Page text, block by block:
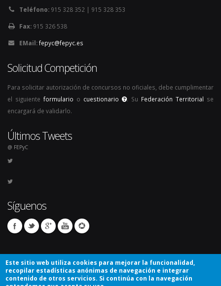
Teléfono: 915 328 352 | 915 328 353
Fax: 915 326 538
EMail:fepyc@fepyc.es
Solicitud Competición
Para solicitar autorización de concursos no oficiales, debe cumplimentar
el siguiente formulario o cuestionario . Su Federación Territorial se
encargará de validarlo.
Últimos Tweets
@ FEPyC
Síguenos
Este sitio web utiliza cookies para mejorar la funcionalidad,
recopilar estadísticas anónimas de navegación e integrar
contenido de otros servicios. Si continúa con la navegación